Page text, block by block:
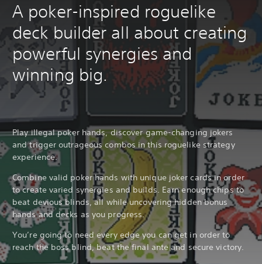
A poker-inspired roguelike
deck builder all about creating
powerful synergies and
winning big.
Play illegal poker hands, discover game-changing jokers
and trigger outrageous combos in this roguelike strategy
experience.
Combine valid poker hands with unique joker cards in order
to create varied synergies and builds. Earn enough chips to
beat devious blinds, all while uncovering hidden bonus
hands and decks as you progress.
You’re going to need every edge you can get in order to
reach the boss blind, beat the final ante and secure victory.